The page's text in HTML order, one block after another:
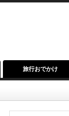
旅行おでかけ